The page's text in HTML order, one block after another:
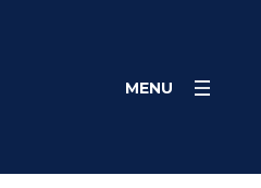
MENU